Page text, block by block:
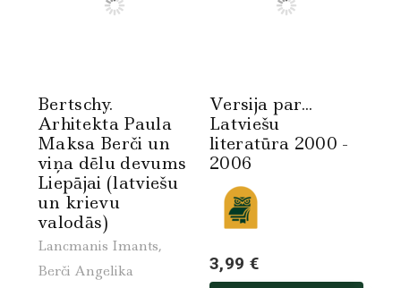
Bertschy.
Arhitekta Paula
Maksa Berči un
viņa dēlu devums
Liepājai (latviešu
un krievu
valodās)
Lancmanis Imants,
Berči Angelika
Versija par...
Latviešu
literatūra 2000 -
2006
3,99 €